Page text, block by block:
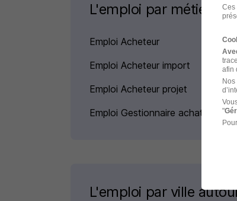
L'emploi par métier
Emploi Acheteur
Emploi Acheteur import
Emploi Acheteur projet
Emploi Gestionnaire achat
L'emploi par ville
Ces
afin
"